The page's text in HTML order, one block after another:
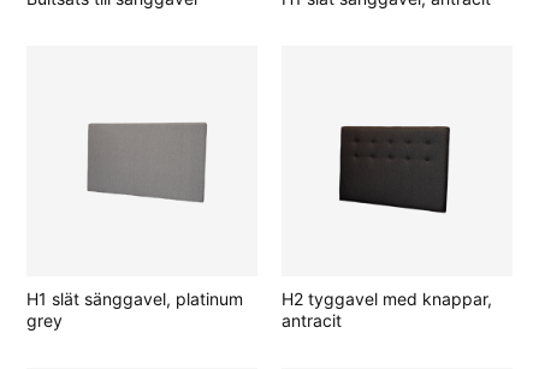
H1 slät sänggavel, platinum
grey
H2 tyggavel med knappar,
antracit